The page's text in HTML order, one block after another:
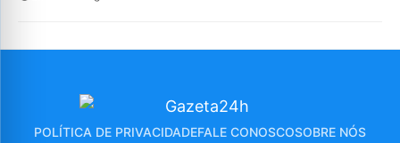
POLÍTICA DE PRIVACIDADEFALE CONOSCOSOBRE NÓS